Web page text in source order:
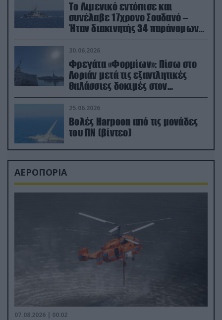
Το Λιμενικό εντόπισε και
συνέλαβε 17χρονο Σουδανό –
Ήταν διακινητής 34 παράνομων
μεταναστών
30.06.2026
Φρεγάτα «Φορμίων»: Πίσω στο
Λοριάν μετά τις εξαντλητικές
θαλάσσιες δοκιμές στον
απαιτητικό Βισκαϊκό
25.06.2026
Βολές Harpoon από τις μονάδες
του ΠΝ (βίντεο)
ΑΕΡΟΠΟΡΙΑ
07.08.2026 | 00:02